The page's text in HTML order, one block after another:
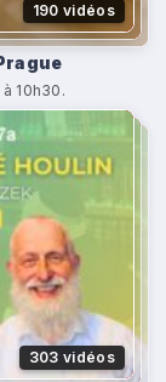
190 vidéos
10h30.
303 vidéos